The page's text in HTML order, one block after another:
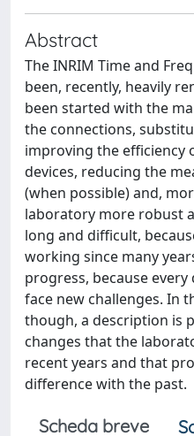
Abstract
The INRIM Time and
been, recently, heavily
been started with the
the connections,
improving the efficiency
devices, reducing the
(when possible) and,
laboratory more robust
long and difficult,
working since many
progress, because
face new challenges. In
though, a description is
changes that the
recent years and that
difference with the past.
Scheda breve